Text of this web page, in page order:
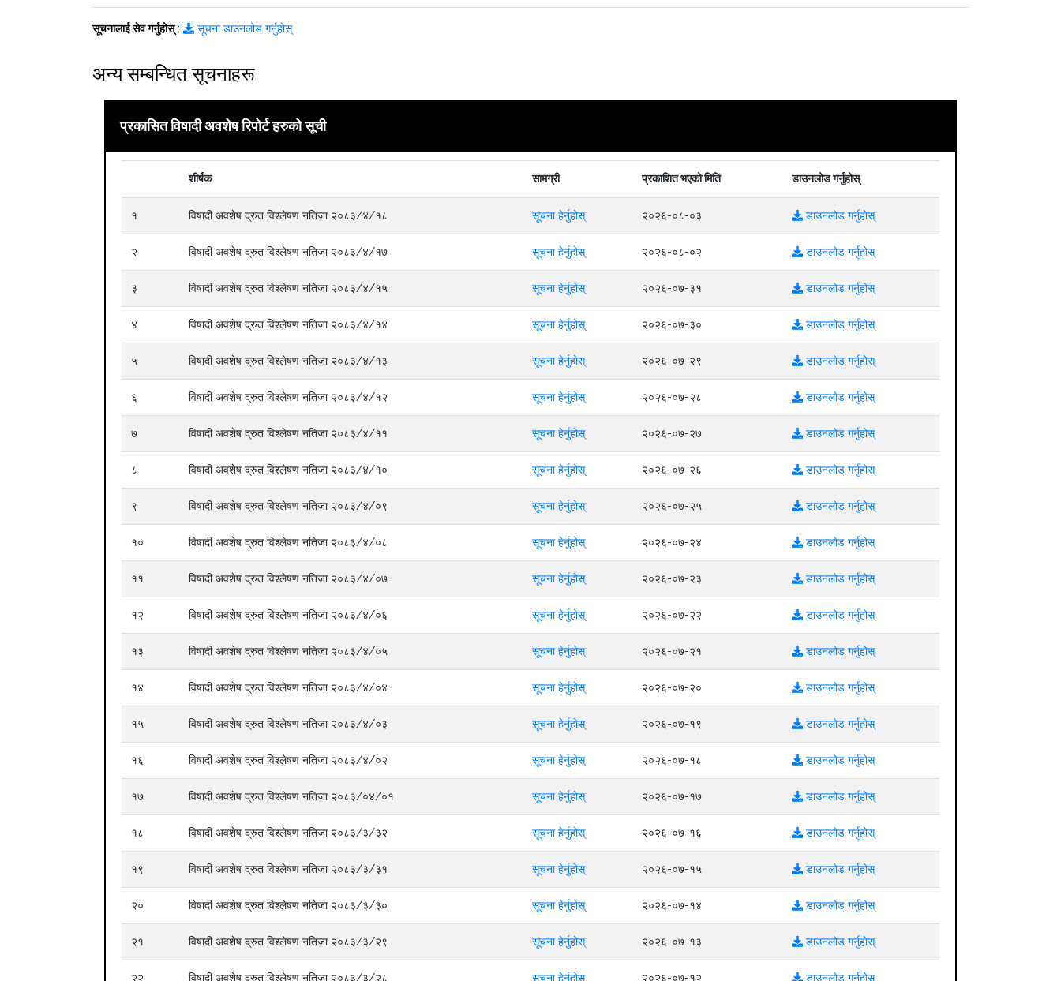
सूचनालाई सेव गर्नुहोस्: सूचना डाउनलोड गर्नुहोस्
अन्य सम्बन्धित सूचनाहरू
प्रकासित विषादी अवशेष रिपोर्ट हरुको सूची
शीर्षक सामग्री प्रकाशित भएको मिति डाउनलोड गर्नुहोस्
१ विषादी अवशेष द्रुत विश्लेषण नतिजा २०८३/४/१८ सूचना हेर्नुहोस् २०२६-०८-०३ डाउनलोड गर्नुहोस्
२ विषादी अवशेष द्रुत विश्लेषण नतिजा २०८३/४/१७ सूचना हेर्नुहोस् २०२६-०८-०२ डाउनलोड गर्नुहोस्
३ विषादी अवशेष द्रुत विश्लेषण नतिजा २०८३/४/१५ सूचना हेर्नुहोस् २०२६-०७-३१ डाउनलोड गर्नुहोस्
४ विषादी अवशेष द्रुत विश्लेषण नतिजा २०८३/४/१४ सूचना हेर्नुहोस् २०२६-०७-३० डाउनलोड गर्नुहोस्
५ विषादी अवशेष द्रुत विश्लेषण नतिजा २०८३/४/१३ सूचना हेर्नुहोस् २०२६-०७-२९ डाउनलोड गर्नुहोस्
६ विषादी अवशेष द्रुत विश्लेषण नतिजा २०८३/४/१२ सूचना हेर्नुहोस् २०२६-०७-२८ डाउनलोड गर्नुहोस्
७ विषादी अवशेष द्रुत विश्लेषण नतिजा २०८३/४/११ सूचना हेर्नुहोस् २०२६-०७-२७ डाउनलोड गर्नुहोस्
८ विषादी अवशेष द्रुत विश्लेषण नतिजा २०८३/४/१० सूचना हेर्नुहोस् २०२६-०७-२६ डाउनलोड गर्नुहोस्
९ विषादी अवशेष द्रुत विश्लेषण नतिजा २०८३/४/०९ सूचना हेर्नुहोस् २०२६-०७-२५ डाउनलोड गर्नुहोस्
१० विषादी अवशेष द्रुत विश्लेषण नतिजा २०८३/४/०८ सूचना हेर्नुहोस् २०२६-०७-२४ डाउनलोड गर्नुहोस्
११ विषादी अवशेष द्रुत विश्लेषण नतिजा २०८३/४/०७ सूचना हेर्नुहोस् २०२६-०७-२३ डाउनलोड गर्नुहोस्
१२ विषादी अवशेष द्रुत विश्लेषण नतिजा २०८३/४/०६ सूचना हेर्नुहोस् २०२६-०७-२२ डाउनलोड गर्नुहोस्
१३ विषादी अवशेष द्रुत विश्लेषण नतिजा २०८३/४/०५ सूचना हेर्नुहोस् २०२६-०७-२१ डाउनलोड गर्नुहोस्
१४ विषादी अवशेष द्रुत विश्लेषण नतिजा २०८३/४/०४ सूचना हेर्नुहोस् २०२६-०७-२० डाउनलोड गर्नुहोस्
१५ विषादी अवशेष द्रुत विश्लेषण नतिजा २०८३/४/०३ सूचना हेर्नुहोस् २०२६-०७-१९ डाउनलोड गर्नुहोस्
१६ विषादी अवशेष द्रुत विश्लेषण नतिजा २०८३/४/०२ सूचना हेर्नुहोस् २०२६-०७-१८ डाउनलोड गर्नुहोस्
१७ विषादी अवशेष द्रुत विश्लेषण नतिजा २०८३/०४/०१ सूचना हेर्नुहोस् २०२६-०७-१७ डाउनलोड गर्नुहोस्
१८ विषादी अवशेष द्रुत विश्लेषण नतिजा २०८३/३/३२ सूचना हेर्नुहोस् २०२६-०७-१६ डाउनलोड गर्नुहोस्
१९ विषादी अवशेष द्रुत विश्लेषण नतिजा २०८३/३/३१ सूचना हेर्नुहोस् २०२६-०७-१५ डाउनलोड गर्नुहोस्
२० विषादी अवशेष द्रुत विश्लेषण नतिजा २०८३/३/३० सूचना हेर्नुहोस् २०२६-०७-१४ डाउनलोड गर्नुहोस्
२१ विषादी अवशेष द्रुत विश्लेषण नतिजा २०८३/३/२९ सूचना हेर्नुहोस् २०२६-०७-१३ डाउनलोड गर्नुहोस्
२२ विषादी अवशेष द्रुत विश्लेषण नतिजा २०८३/३/२८ सूचना हेर्नुहोस् २०२६-०७-१२ डाउनलोड गर्नुहोस्